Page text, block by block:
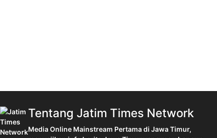
Tentang Jatim Times Network
Media Online Mainstream Pertama di Jawa Timur,